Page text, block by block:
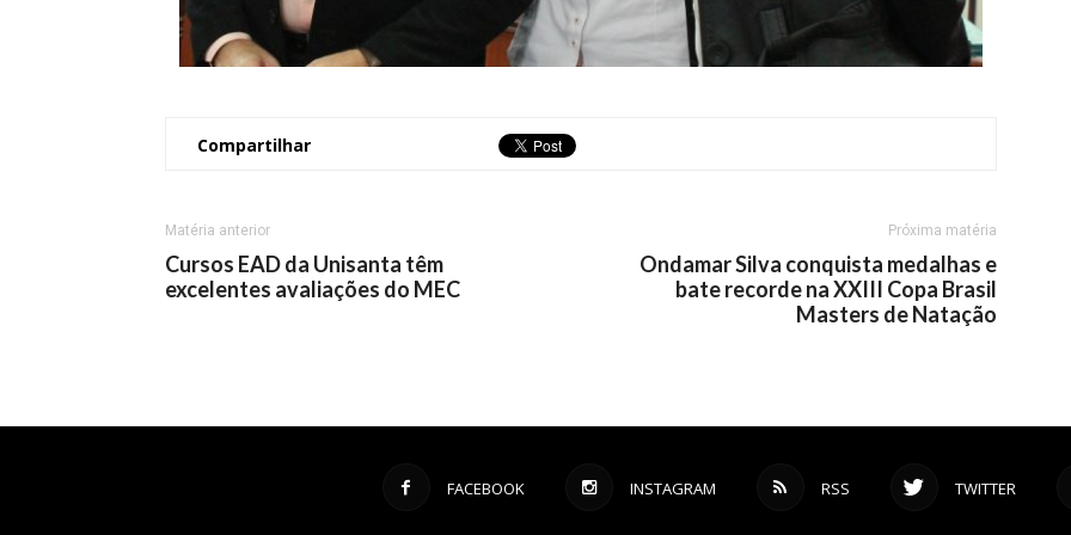
Compartilhar
Matéria anterior
Cursos EAD da Unisanta têm
excelentes avaliações do MEC
Próxima matéria
Ondamar Silva conquista medalhas e
bate recorde na XXIII Copa Brasil
Masters de Natação
FACEBOOK INSTAGRAM RSS TWITTER